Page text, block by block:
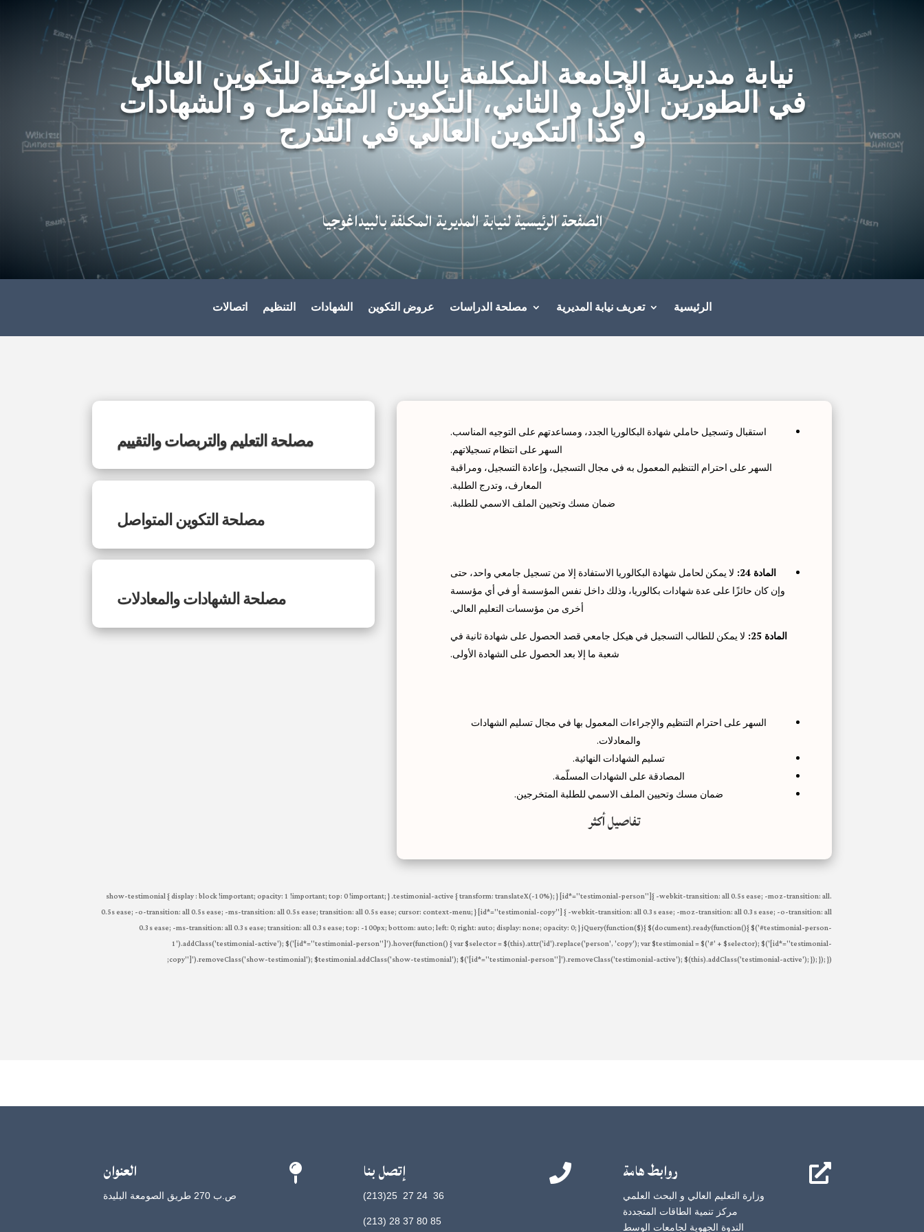
نيابة مديرية الجامعة المكلفة بالبيداغوجية للتكوين العالي
في الطورين الأول و الثاني، التكوين المتواصل و الشهادات
و كذا التكوين العالي في التدرج
الصفحة الرئيسية لنيابة المديرية المكلفة بالبيداغوجيا
الرئيسية تعريف نيابة المديرية مصلحة الدراسات عروض التكوين الشهادات التنظيم اتصالات
مصلحة التعليم والتربصات والتقييم
مصلحة التكوين المتواصل
مصلحة الشهادات والمعادلات
استقبال وتسجيل حاملي شهادة البكالوريا الجدد، ومساعدتهم على التوجيه المناسب.
السهر على انتظام تسجيلاتهم.
السهر على احترام التنظيم المعمول به في مجال التسجيل، وإعادة التسجيل، ومراقبة
المعارف، وتدرج الطلبة.
ضمان مسك وتحيين الملف الاسمي للطلبة.
المادة 24:
لا يمكن لحامل شهادة البكالوريا الاستفادة إلا من تسجيل جامعي واحد، حتى
وإن كان حائزًا على عدة شهادات بكالوريا، وذلك داخل نفس المؤسسة أو في أي مؤسسة
أخرى من مؤسسات التعليم العالي.
المادة 25:
لا يمكن للطالب التسجيل في هيكل جامعي قصد الحصول على شهادة ثانية في
شعبة ما إلا بعد الحصول على الشهادة الأولى.
السهر على احترام التنظيم والإجراءات المعمول بها في مجال تسليم الشهادات
والمعادلات.
تسليم الشهادات النهائية.
المصادقة على الشهادات المسلّمة.
ضمان مسك وتحيين الملف الاسمي للطلبة المتخرجين.
تفاصيل أكثر
.show-testimonial { display : block !important; opacity: 1 !important; top: 0 !important; } .testimonial-active { transform: translateX(-10%); } [id*="testimonial-person"]{ -webkit-transition: all 0.5s ease; -moz-transition: all
0.5s ease; -o-transition: all 0.5s ease; -ms-transition: all 0.5s ease; transition: all 0.5s ease; cursor: context-menu; } [id*="testimonial-copy"] { -webkit-transition: all 0.3s ease; -moz-transition: all 0.3s ease; -o-transition: all
0.3s ease; -ms-transition: all 0.3s ease; transition: all 0.3s ease; top: -100px; bottom: auto; left: 0; right: auto; display: none; opacity: 0; } jQuery(function($){ $(document).ready(function(){ $('#testimonial-person-
1').addClass('testimonial-active'); $('[id*="testimonial-person"]').hover(function() { var $selector = $(this).attr('id').replace('person', 'copy'); var $testimonial = $('#' + $selector); $('[id*="testimonial-
copy"]').removeClass('show-testimonial'); $testimonial.addClass('show-testimonial'); $('[id*="testimonial-person"]').removeClass('testimonial-active'); $(this).addClass('testimonial-active'); }); }); });
 العنوان
ص.ب 270 طريق الصومعة البليدة
 إتصل بنا
36 24 27 25(213)
85 80 37 28 (213)
 روابط هامة
وزارة التعليم العالي و البحث العلمي
مركز تنمية الطاقات المتجددة
الندوة الجهوية لجامعات الوسط